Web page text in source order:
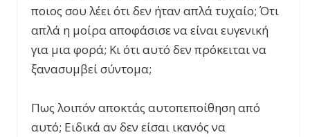
ποιος σου λέει ότι δεν ήταν απλά τυχαίο; Ότι
απλά η μοίρα αποφάσισε να είναι ευγενική
για μια φορά; Κι ότι αυτό δεν πρόκειται να
ξανασυμβεί σύντομα;
Πως λοιπόν αποκτάς αυτοπεποίθηση από
αυτό; Ειδικά αν δεν είσαι ικανός να